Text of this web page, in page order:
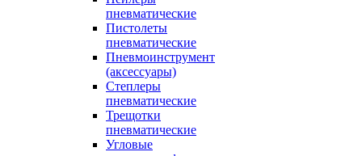
пневматические
Пистолеты
пневматические
Пневмоинструмент
(аксессуары)
Степлеры
пневматические
Трещотки
пневматические
Угловые